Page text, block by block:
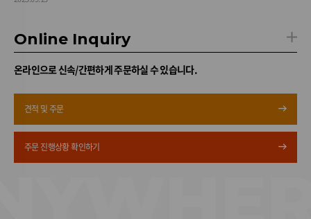
Online Inquiry
온라인으로 신속/간편하게주문하실 수 있습니다.
견적 및 주문
주문 진행상황 확인하기